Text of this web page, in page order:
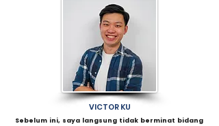
VICTOR KU
Sebelum ini, saya langsung tidak berminat bidang